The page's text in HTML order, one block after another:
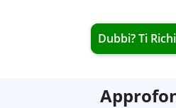
Dubbi? Ti